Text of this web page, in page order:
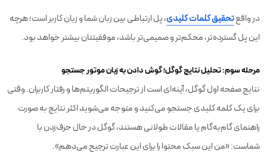
در واقعتحقیق کلمات کلیدی، پل ارتباطی بین زبان شما و زبان کاربر است؛ هرچه
این پل گسترده‌تر، محکم‌تر و صمیمی‌تر باشد، موفقیتتان بیشتر خواهد بود.
مرحله سوم: تحلیل نتایج گوگل؛ گوش دادن به زبان موتور جستجو
نتایج صفحه اول گوگل، آینه‌ای است از ترجیحات الگوریتم‌ها و رفتار کاربران. وقتی
برای یک کلمه کلیدی جستجو می‌کنید و متوجه می‌شوید اکثر نتایج به صورت
راهنمای گام‌به‌گام یا مقالات طولانی هستند، گوگل در حال حرف‌زدن با
شماست: «من این سبک محتوا را برای این عبارت ترجیح می‌دهم».